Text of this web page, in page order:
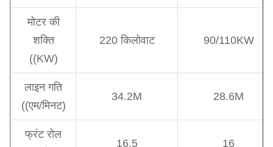
मोटर की
शक्ति
((KW)
220 किलोवाट 90/110KW
लाइन गति
((एम/मिनट)
34.2M 28.6M
फ्रंट रोल
16.5 16